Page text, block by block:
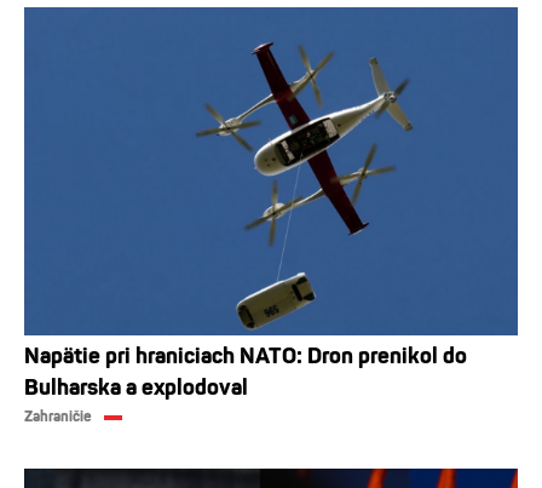
Napätie pri hraniciach NATO: Dron prenikol do
Bulharska a explodoval
Zahraničie